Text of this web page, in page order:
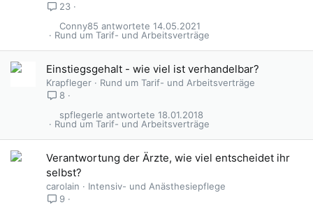
23
Rund um Tarif- und Arbeitsverträge
14.05.2021
Conny85
Einstiegsgehalt - wie viel ist verhandelbar?
Krapfleger
Rund um Tarif- und Arbeitsverträge
8
Rund um Tarif- und Arbeitsverträge
18.01.2018
spflegerle
Verantwortung der Ärzte, wie viel entscheidet ihr
selbst?
carolain
Intensiv- und Anästhesiepflege
9